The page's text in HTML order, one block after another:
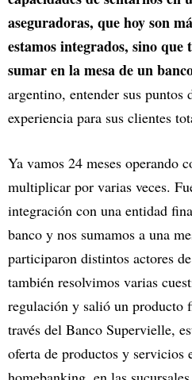
aseguradoras, que hoy son
estamos integrados, sino que
sumar en la mesa de un
argentino, entender sus puntos
experiencia para sus clientes
Ya vamos 24 meses operando
multiplicar por varias veces.
integración con una entidad
banco y nos sumamos a una
participaron distintos actores
también resolvimos varias
regulación y salió un producto
través del Banco Supervielle,
oferta de productos y servicios